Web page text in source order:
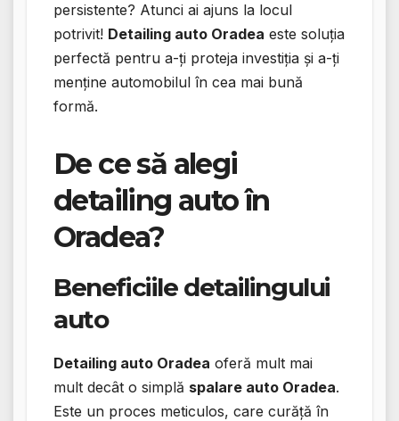
persistente? Atunci ai ajuns la locul
potrivit! Detailing auto Oradea este soluția
perfectă pentru a-ți proteja investiția și a-ți
menține automobilul în cea mai bună
formă.
De ce să alegi
detailing auto în
Oradea?
Beneficiile detailingului
auto
Detailing auto Oradea oferă mult mai
mult decât o simplă spalare auto Oradea.
Este un proces meticulos, care curăță în